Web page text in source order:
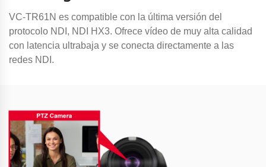
VC-TR61N es compatible con la última versión del
protocolo NDI, NDI HX3. Ofrece vídeo de muy alta calidad
con latencia ultrabaja y se conecta directamente a las
redes NDI.